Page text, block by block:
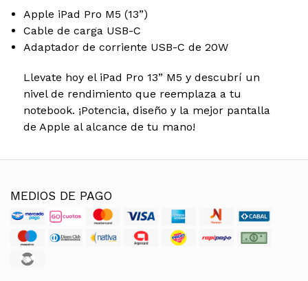
Apple iPad Pro M5 (13”)
Cable de carga USB-C
Adaptador de corriente USB-C de 20W
Llevate hoy el iPad Pro 13” M5 y descubrí un
nivel de rendimiento que reemplaza a tu
notebook. ¡Potencia, diseño y la mejor pantalla
de Apple al alcance de tu mano!
MEDIOS DE PAGO